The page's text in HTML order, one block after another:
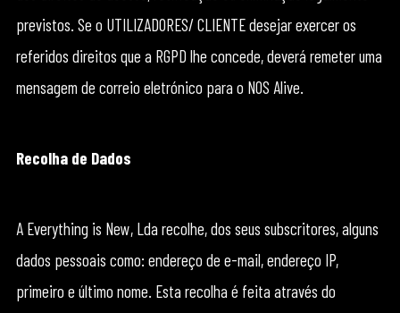
previstos. Se o UTILIZADORES/ CLIENTE desejar exercer os
referidos direitos que a RGPD lhe concede, deverá remeter uma
mensagem de correio eletrónico para o NOS Alive.
Recolha de Dados
A Everything is New, Lda recolhe, dos seus subscritores, alguns
dados pessoais como: endereço de e-mail, endereço IP,
primeiro e último nome. Esta recolha é feita através do